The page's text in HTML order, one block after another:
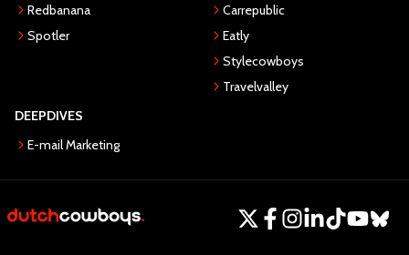
Redbanana
Spotler
Carrepublic
Eatly
Stylecowboys
Travelvalley
DEEPDIVES
E-mail Marketing